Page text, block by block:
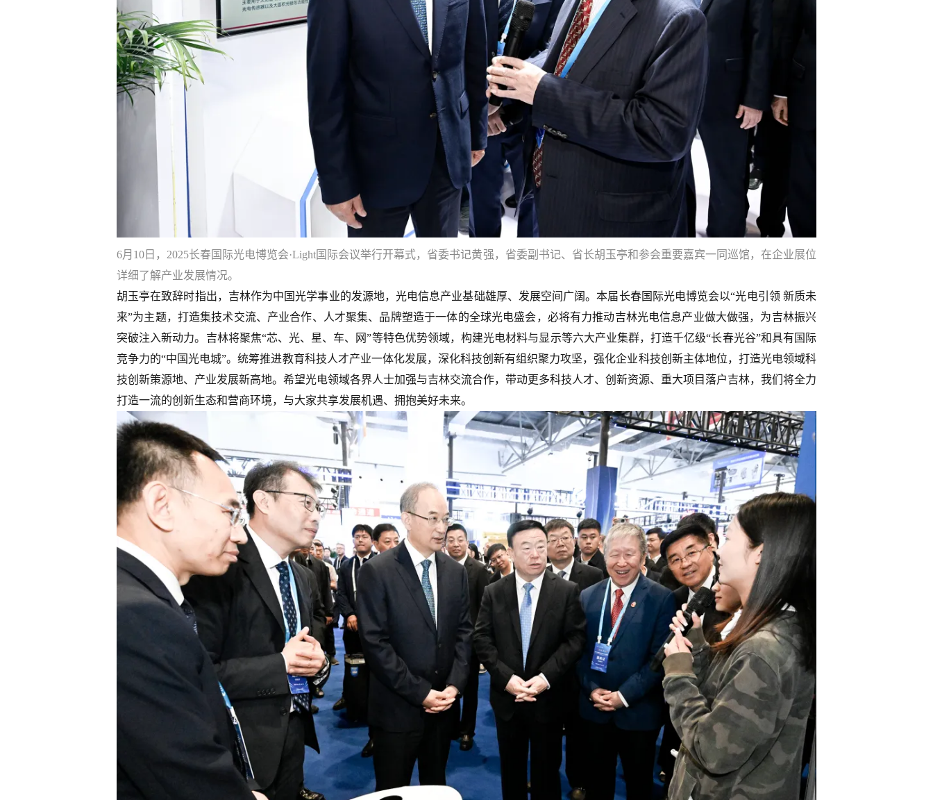
6月10日，2025长春国际光电博览会·Light国际会议举行开幕式，省委书记黄强，省委副书记、省长胡玉亭和参会重要嘉宾一同巡馆，在企业展位
详细了解产业发展情况。
胡玉亭在致辞时指出，吉林作为中国光学事业的发源地，光电信息产业基础雄厚、发展空间广阔。本届长春国际光电博览会以“光电引领 新质未
来”为主题，打造集技术交流、产业合作、人才聚集、品牌塑造于一体的全球光电盛会，必将有力推动吉林光电信息产业做大做强，为吉林振兴
突破注入新动力。吉林将聚焦“芯、光、星、车、网”等特色优势领域，构建光电材料与显示等六大产业集群，打造千亿级“长春光谷”和具有国际
竞争力的“中国光电城”。统筹推进教育科技人才产业一体化发展，深化科技创新有组织聚力攻坚，强化企业科技创新主体地位，打造光电领域科
技创新策源地、产业发展新高地。希望光电领域各界人士加强与吉林交流合作，带动更多科技人才、创新资源、重大项目落户吉林，我们将全力
打造一流的创新生态和营商环境，与大家共享发展机遇、拥抱美好未来。